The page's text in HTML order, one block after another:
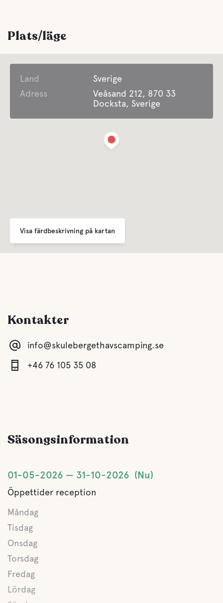
WC
Mat och dryck
Husdjursfaciliteter
Vildmarksupplevelse
Motionsaktivitet
Båttur med M/S Asta från campingen till Sveriges högst ö
Mjältön.
Plats/läge
Land
Sverige
Adress
Veåsand 212, 870 33
Docksta, Sverige
Visa färdbeskrivning på kartan
Kontakter
info@skulebergethavscamping.se
+46 76 105 35 08
Säsongsinformation
01-05-2026 31-10-2026 Nu
Öppettider reception
Måndag
Tisdag
Onsdag
Torsdag
Fredag
Lördag